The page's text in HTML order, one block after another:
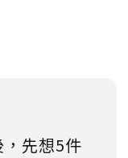
先想5件